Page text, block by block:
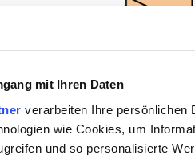
mit Ihren Daten
verarbeiten Ihre persönlichen
wie Cookies, um
und so personalisierte
werden
Prozesse beim
(volle)